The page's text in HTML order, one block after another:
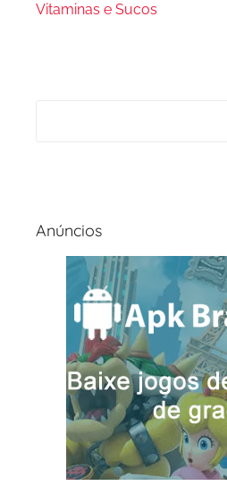
Vitaminas e Sucos
Anúncios